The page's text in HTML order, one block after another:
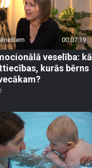
00:07:19
veselība: kā
kurās bērns